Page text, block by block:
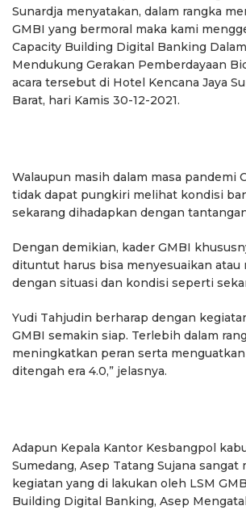
Sunardja menyatakan, dalam rangka
GMBI yang bermoral maka kami
Capacity Building Digital Banking
Mendukung Gerakan Pemberdayaan
acara tersebut di Hotel Kencana Jaya
Barat, hari Kamis 30-12-2021.
Walaupun masih dalam masa pandemi
tidak dapat pungkiri melihat kondisi
sekarang dihadapkan dengan
Dengan demikian, kader GMBI
dituntut harus bisa menyesuaikan atau
dengan situasi dan kondisi seperti
Yudi Tahjudin berharap dengan
GMBI semakin siap. Terlebih dalam
meningkatkan peran serta
ditengah era 4.0,” jelasnya.
Adapun Kepala Kantor Kesbangpol
Sumedang, Asep Tatang Sujana sangat
kegiatan yang di lakukan oleh LSM
Building Digital Banking, Asep